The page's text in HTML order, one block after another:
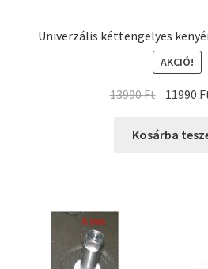
Univerzális két­tengelyes
AKCIÓ!
13990Ft Original
was:
11990
Kosárba